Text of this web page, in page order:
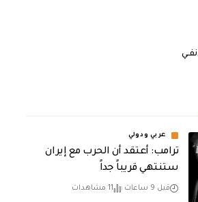
نفــي
عربي ودولي
‏ترامب: أعتقد أن الحرب مع إيران
ستنتهي قريباً جداً
قبل 9 ساعات 11 مشاهدات